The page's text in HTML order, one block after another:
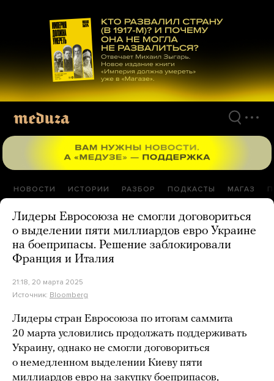
материалам
НОВОСТИ ИСТОРИИ РАЗБОР ПОДКАСТЫ МАГАЗ
Лидеры Евросоюза не смогли договориться
о выделении пяти миллиардов евро Украине
на боеприпасы. Решение заблокировали
Франция и Италия
21:18, 20 марта 2025
Источник: Bloomberg
Лидеры стран Евросоюза по итогам саммита
20 марта условились продолжать поддерживать
Украину, однако не смогли договориться
о немедленном выделении Киеву пяти
миллиардов евро на закупку боеприпасов,